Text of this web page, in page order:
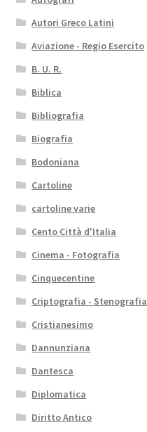
Autori Greco Latini
Aviazione - Regio Esercito
B. U. R.
Biblica
Bibliografia
Biografia
Bodoniana
Cartoline
cartoline varie
Cento Città d'Italia
Cinema - Fotografia
Cinquecentine
Criptografia - Stenografia
Cristianesimo
Dannunziana
Dantesca
Diplomatica
Diritto Antico